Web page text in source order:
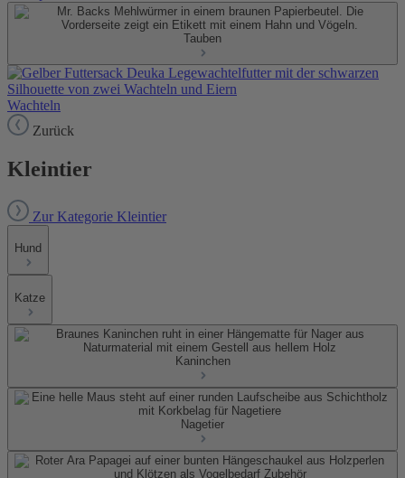
Tauben
Wachteln
Zurück
Kleintier
Zur Kategorie Kleintier
Hund
Katze
Kaninchen
Nagetier